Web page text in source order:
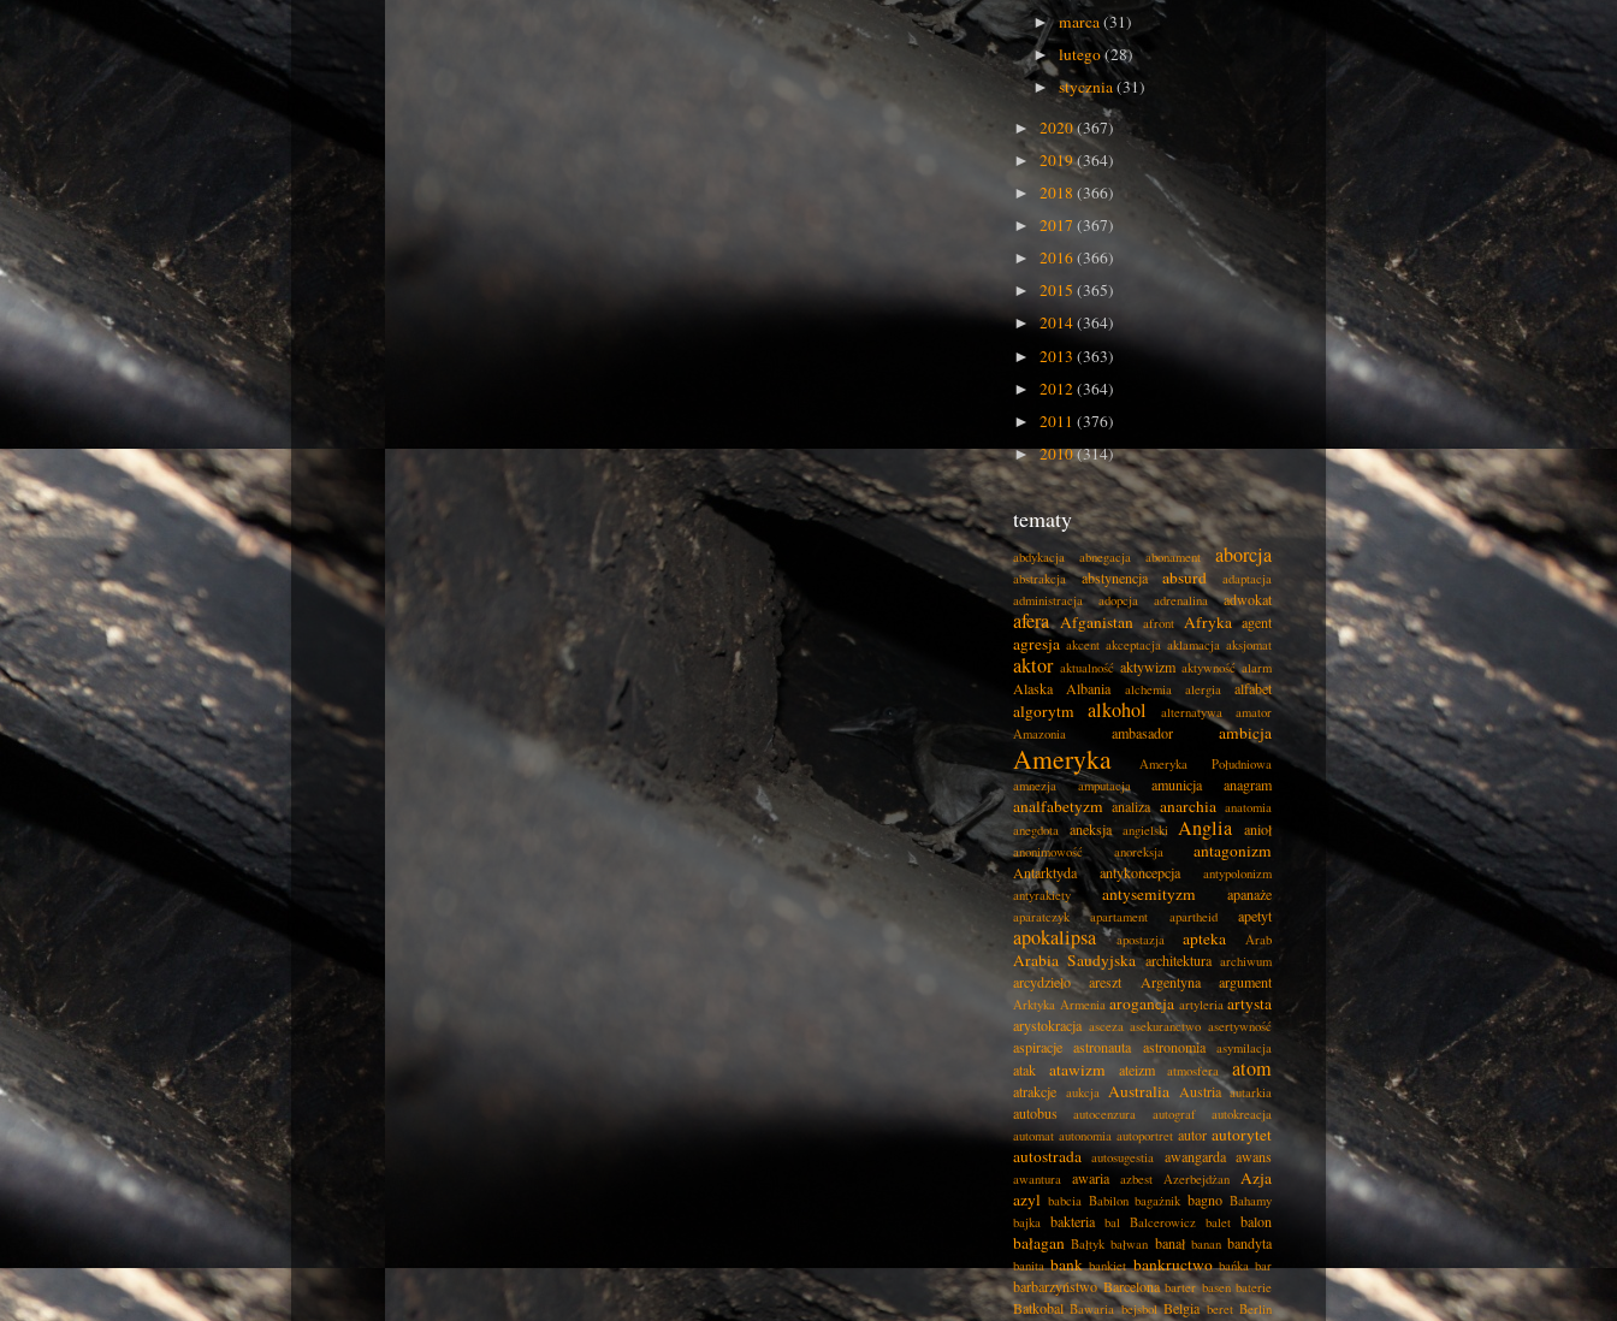
►marca(31)
►lutego(28)
►stycznia(31)
► 2020(367)
► 2019(364)
► 2018 (366)
► 2017 (367)
► 2016(366)
► 2015 (365)
► 2014(364)
► 2013 (363)
► 2012(364)
► 2011 (376)
►2010(314)
tematy
abdykacja abnegacja abonament aborcja
abstrakcja abstynencja absurd
adaptacja
administracja
adopcja adrenalina adwokat
afera Afganistan afront Afryka agent
agresja akcent akceptacja aklamacja aksjomat
aktor aktualność aktywizm aktywność alarm
Alaska Albania alchemia alergia alfabet
algorytm alkohol alternatywa
amator
Amazonia
ambasador ambicja
Ameryka
Ameryka Południowa
amnezja
amputacja amunicja anagram
analfabetyzm analiza anarchia anatomia
anegdota
aneksja angielski Anglia anioł
anonimowość anoreksja antagonizm
Antarktyda antykoncepcja
antypolonizm
antyrakiety
antysemityzm apanaże
aparatczyk apartament apartheid apetyt
apokalipsa apostazja apteka Arab
Arabia Saudyjska architektura archiwum
arcydzieło areszt Argentyna argument
Arktyka Armenia arogancja artyleria artysta
arystokracja asceza asekuranctwo asertywność
aspiracje astronauta astronomia asymilacja
atak atawizm ateizm atmosfera atom
atrakcje aukcja Australia Austria autarkia
autobus autocenzura autograf
autokreacja
automat autonomia autoportret autor autorytet
autostrada autosugestia awangarda awans
awantura awaria azbest Azerbejdżan
Azja
azyl babcia Babilon bagażnik bagno Bahamy
bajka bakteria bal Balcerowicz balet balon
bałagan Bałtyk bałwan banał banan bandyta
banita bank bankiet bankructwo bańka bar
barbarzyństwo Barcelona barter basen baterie
Batkobal Bawaria bejsbol Belgia beret Berlin